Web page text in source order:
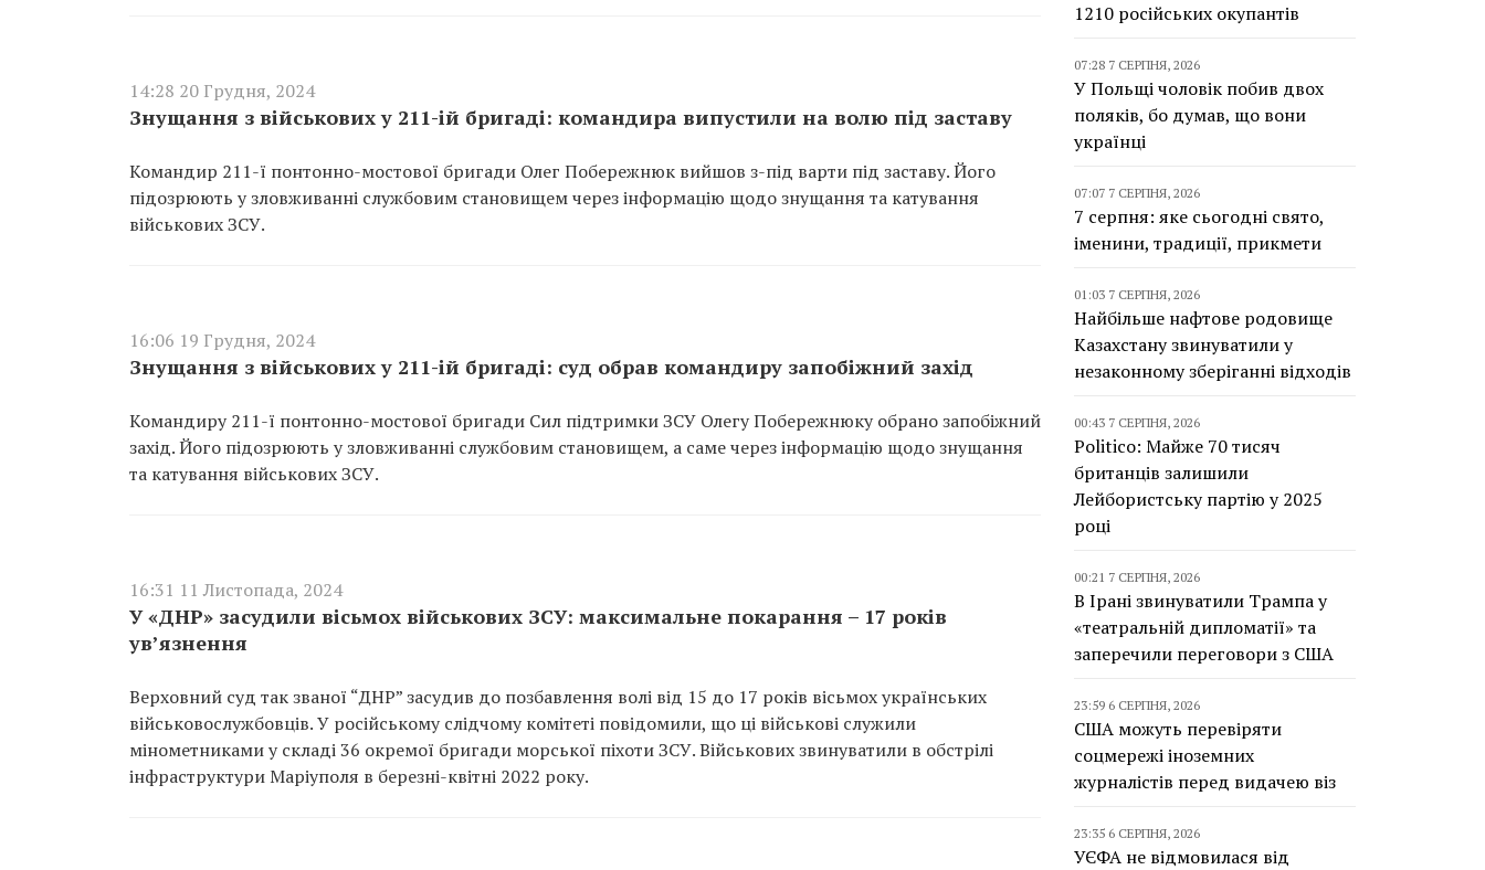
14:28 20 Грудня, 2024
Знущання з військових у 211-ій бригаді: командира випустили на волю під заставу
Командир 211-ї понтонно-мостової бригади Олег Побережнюк вийшов з-під варти під заставу. Його
підозрюють у зловживанні службовим становищем через інформацію щодо знущання та катування
військових ЗСУ.
16:06 19 Грудня, 2024
Знущання з військових у 211-ій бригаді: суд обрав командиру запобіжний захід
Командиру 211-ї понтонно-мостової бригади Сил підтримки ЗСУ Олегу Побережнюку обрано запобіжний
захід. Його підозрюють у зловживанні службовим становищем, а саме через інформацію щодо знущання
та катування військових ЗСУ.
16:31 11 Листопада, 2024
У «ДНР» засудили вісьмох військових ЗСУ: максимальне покарання – 17 років
ув’язнення
Верховний суд так званої “ДНР” засудив до позбавлення волі від 15 до 17 років вісьмох українських
військовослужбовців. У російському слідчому комітеті повідомили, що ці військові служили
мінометниками у складі 36 окремої бригади морської піхоти ЗСУ. Військових звинуватили в обстрілі
інфраструктури Маріуполя в березні-квітні 2022 року.
1210 російських окупантів
07:28 7 СЕРПНЯ, 2026
У Польщі чоловік побив двох
поляків, бо думав, що вони
українці
07:07 7 СЕРПНЯ, 2026
7 серпня: яке сьогодні свято,
іменини, традиції, прикмети
01:03 7 СЕРПНЯ, 2026
Найбільше нафтове родовище
Казахстану звинуватили у
незаконному зберіганні відходів
00:43 7 СЕРПНЯ, 2026
Politico: Майже 70 тисяч
британців залишили
Лейбористську партію у 2025
році
00:21 7 СЕРПНЯ, 2026
В Ірані звинуватили Трампа у
«театральній дипломатії» та
заперечили переговори з США
23:59 6 СЕРПНЯ, 2026
США можуть перевіряти
соцмережі іноземних
журналістів перед видачею віз
23:35 6 СЕРПНЯ, 2026
УЄФА не відмовилася від